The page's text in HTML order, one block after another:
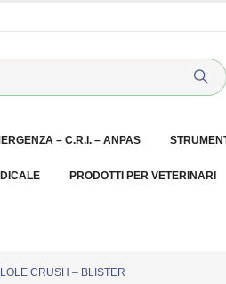
– C.R.I. – ANPAS
PRODOTTI PER VETERINARI
CRUSH – BLISTER